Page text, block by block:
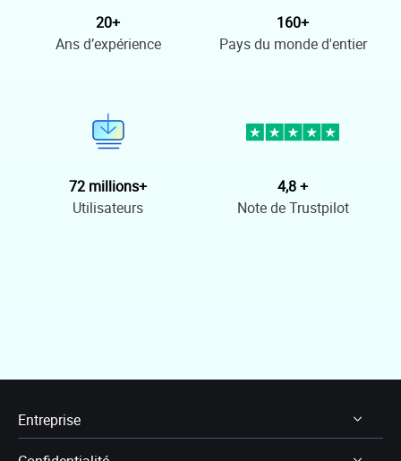
20+
Ans d’expérience
160+
Pays du monde d'entier
72 millions+
Utilisateurs
4,8 +
Note de Trustpilot
Entreprise